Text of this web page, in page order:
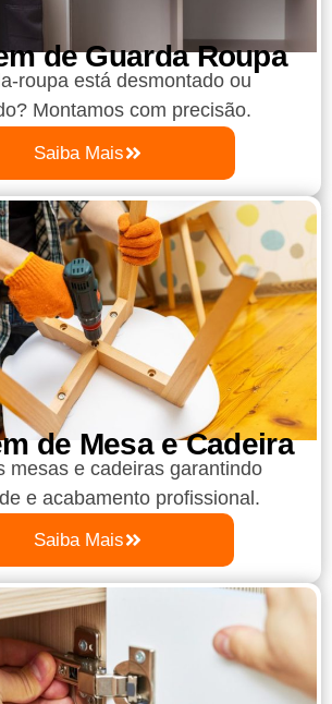
de Guarda Roupa​
roupa está desmontado ou
Montamos com precisão.
Saiba Mais
de Mesa e Cadeira
mesas e cadeiras garantindo
e acabamento profissional.
Saiba Mais